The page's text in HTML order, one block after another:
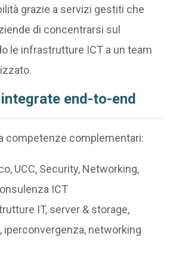
grazie a servizi gestiti che
di concentrarsi sul
le infrastrutture ICT a un team
end-to-end
competenze complementari:
UCC, Security, Networking,
ICT
IT, server & storage,
iperconvergenza, networking